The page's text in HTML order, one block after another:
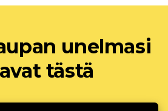
unelmasi
tästä